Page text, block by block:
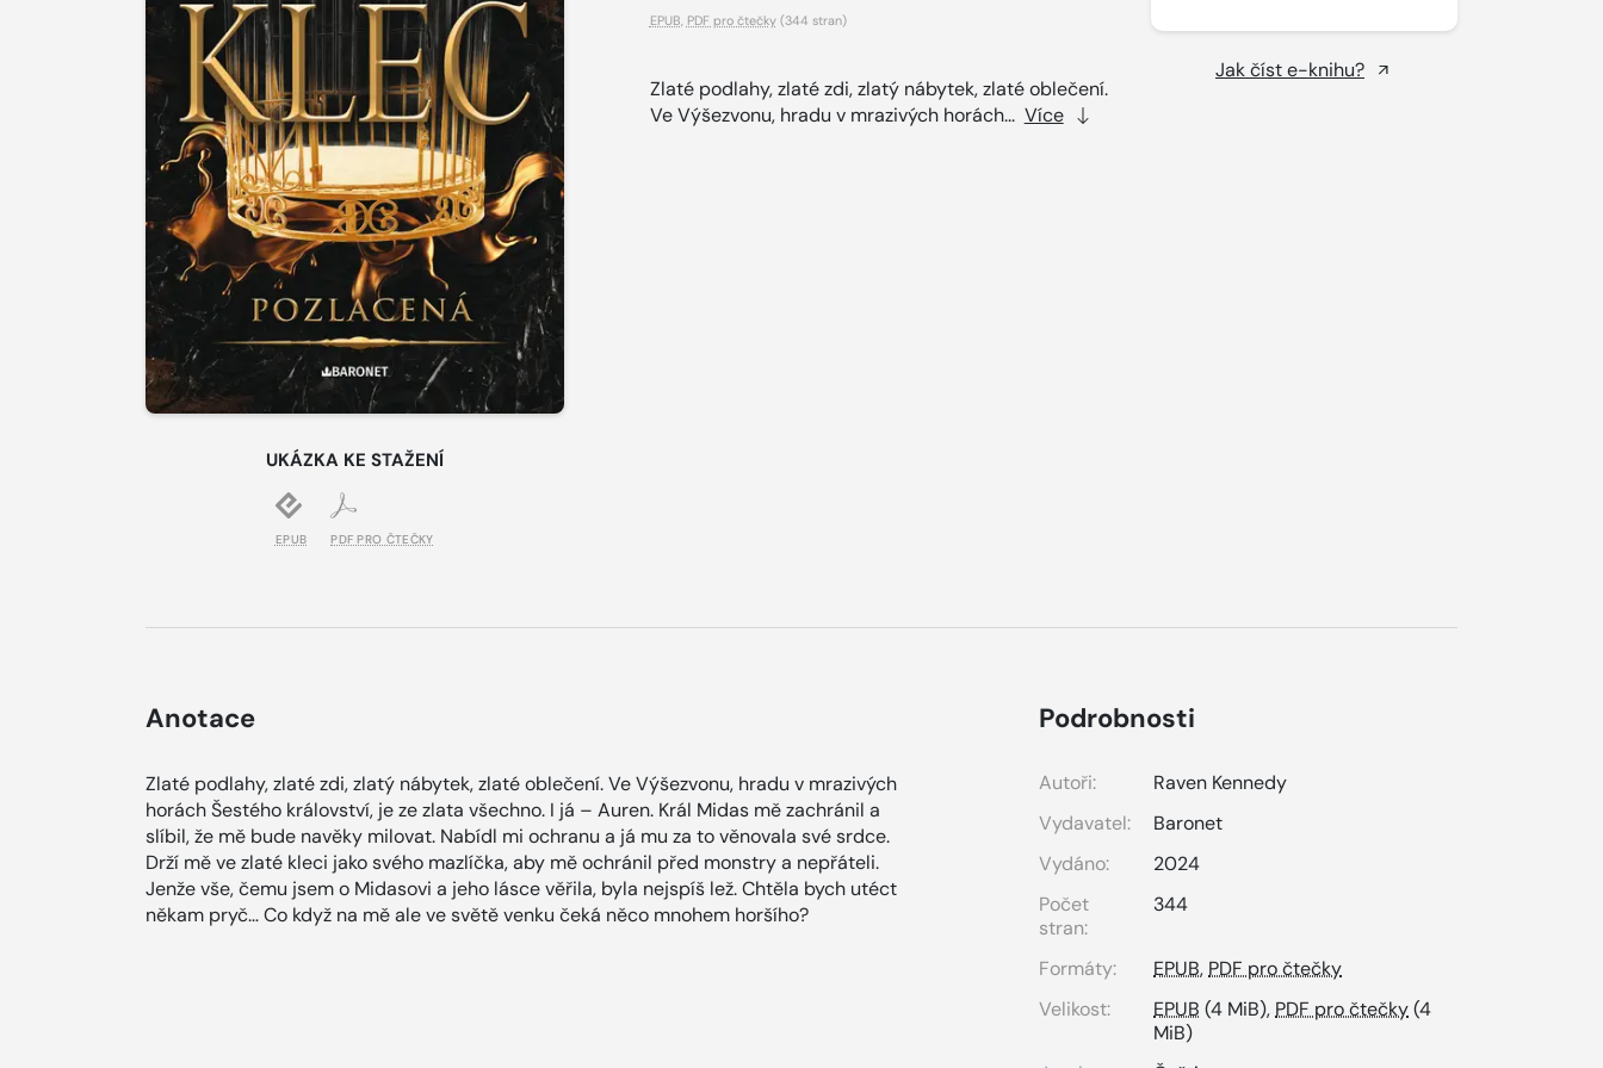
UKÁZKA KE STAŽENÍ
EPUB PDF PRO ČTEČKY
EPUB PDF pro čtečky(344 stran)
Zlaté podlahy, zlaté zdi, zlatý nábytek, zlaté oblečení.
Ve Výšezvonu, hradu v mrazivých horách... Více
Jak číst e-knihu?
Anotace
Zlaté podlahy, zlaté zdi, zlatý nábytek, zlaté oblečení. Ve Výšezvonu, hradu v mrazivých
horách Šestého království, je ze zlata všechno. I já – Auren. Král Midas mě zachránil a
slíbil, že mě bude navěky milovat. Nabídl mi ochranu a já mu za to věnovala své srdce.
Drží mě ve zlaté kleci jako svého mazlíčka, aby mě ochránil před monstry a nepřáteli.
Jenže vše, čemu jsem o Midasovi a jeho lásce věřila, byla nejspíš lež. Chtěla bych utéct
někam pryč… Co když na mě ale ve světě venku čeká něco mnohem horšího?
Podrobnosti
Autoři:
Raven Kennedy
Vydavatel:
Baronet
Vydáno:
2024
Počet
stran:
344
Formáty: EPUB,PDF pro čtečky
Velikost:
EPUB (4 MiB),PDF pro čtečky(4
MiB)